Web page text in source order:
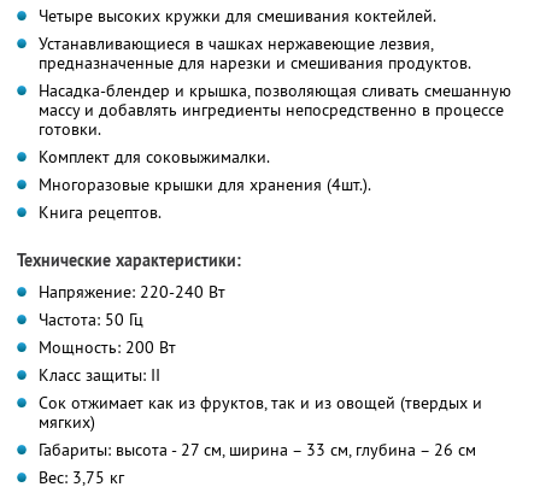
Четыре высоких кружки для смешивания коктейлей.
Устанавливающиеся в чашках нержавеющие лезвия,
предназначенные для нарезки и смешивания продуктов.
Насадка-блендер и крышка, позволяющая сливать смешанную
массу и добавлять ингредиенты непосредственно в процессе
готовки.
Комплект для соковыжималки.
Многоразовые крышки для хранения (4шт.).
Книга рецептов.
Технические характеристики:
Напряжение: 220-240 Вт
Частота: 50 Гц
Мощность: 200 Вт
Класс защиты: II
Сок отжимает как из фруктов, так и из овощей (твердых и
мягких)
Габариты: высота - 27 см, ширина – 33 см, глубина – 26 см
Вес: 3,75 кг